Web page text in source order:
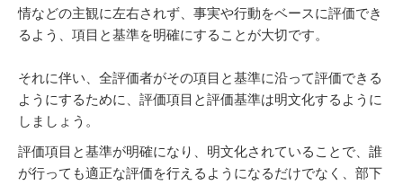
情などの主観に左右されず、事実や行動をベースに評価でき
るよう、項目と基準を明確にすることが大切です。
それに伴い、全評価者がその項目と基準に沿って評価できる
ようにするために、評価項目と評価基準は明文化するように
しましょう。
評価項目と基準が明確になり、明文化されていることで、誰
が行っても適正な評価を行えるようになるだけでなく、部下